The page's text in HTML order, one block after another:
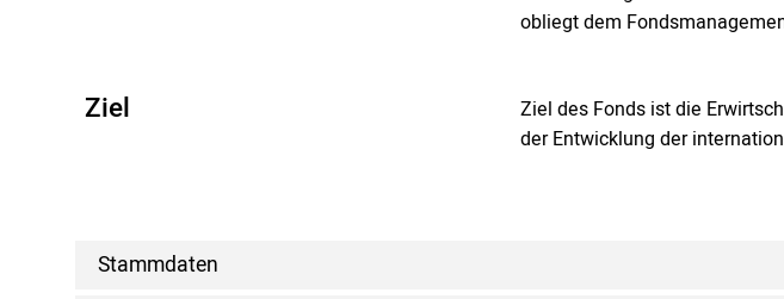
obliegt dem
Ziel
Ziel des Fonds ist die
der Entwicklung der
Stammdaten